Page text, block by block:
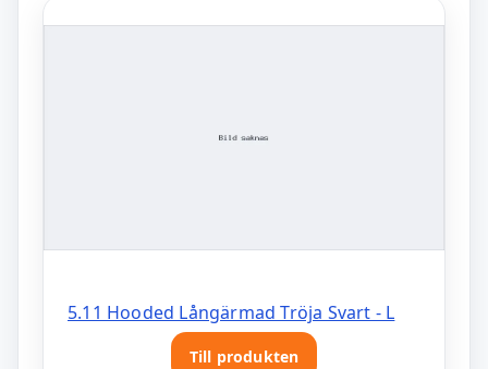
5.11 Hooded Långärmad Tröja Svart - L
Till produkten